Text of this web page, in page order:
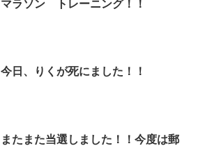
マラソン トレーニング！！
今日、りくが死にました！！
またまた当選しました！！今度は郵